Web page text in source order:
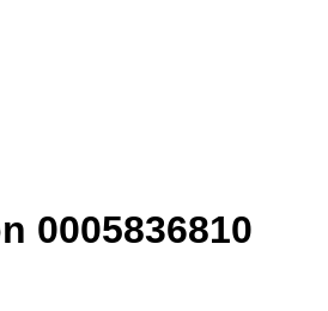
0005836810